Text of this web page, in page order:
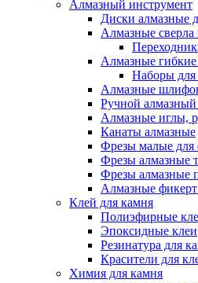
Алмазный инструмент
Диски алмазные
Алмазные сверла
Алмазные
Наборы
Алмазные
Ручной
Алмазные иглы,
Канаты алмазные
Фрезы малые для
Фрезы алмазные
Фрезы алмазные
Алмазные
Клей для камня
Полиэфирные
Эпоксидные клеи
Резинатура для
Красители для
Химия для камня